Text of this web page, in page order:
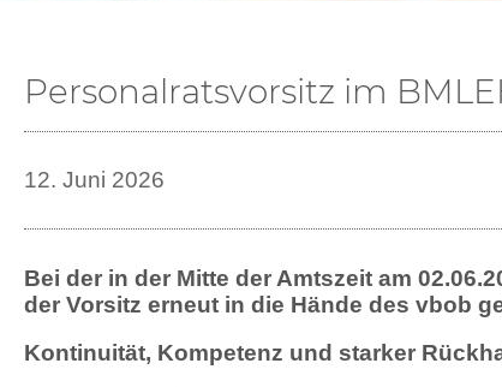
Personalratsvorsitz im
12. Juni 2026
Bei der in der Mitte der Amtszeit am
der Vorsitz erneut in die Hände des vbob
Kontinuität, Kompetenz und starker